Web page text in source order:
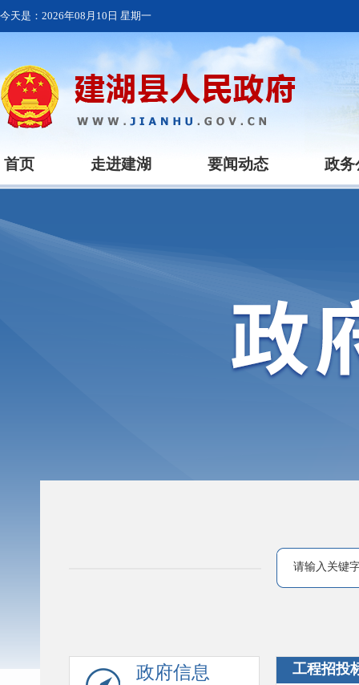
今天是： 2026年08月10日 星期一
首页 走进建湖 要闻动态 政务
政府信息
工程招投